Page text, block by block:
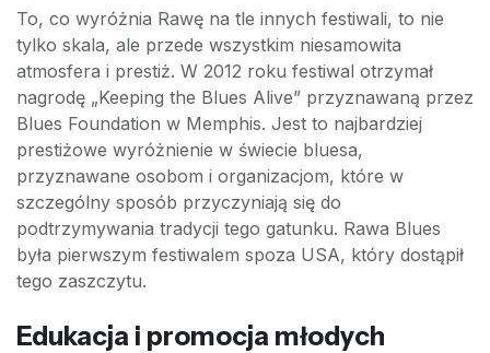
To, co wyróżnia Rawę na tle innych festiwali, to nie
tylko skala, ale przede wszystkim niesamowita
atmosfera i prestiż. W 2012 roku festiwal otrzymał
nagrodę „Keeping the Blues Alive” przyznawaną przez
Blues Foundation w Memphis. Jest to najbardziej
prestiżowe wyróżnienie w świecie bluesa,
przyznawane osobom i organizacjom, które w
szczególny sposób przyczyniają się do
podtrzymywania tradycji tego gatunku. Rawa Blues
była pierwszym festiwalem spoza USA, który dostąpił
tego zaszczytu.
Edukacja i promocja młodych